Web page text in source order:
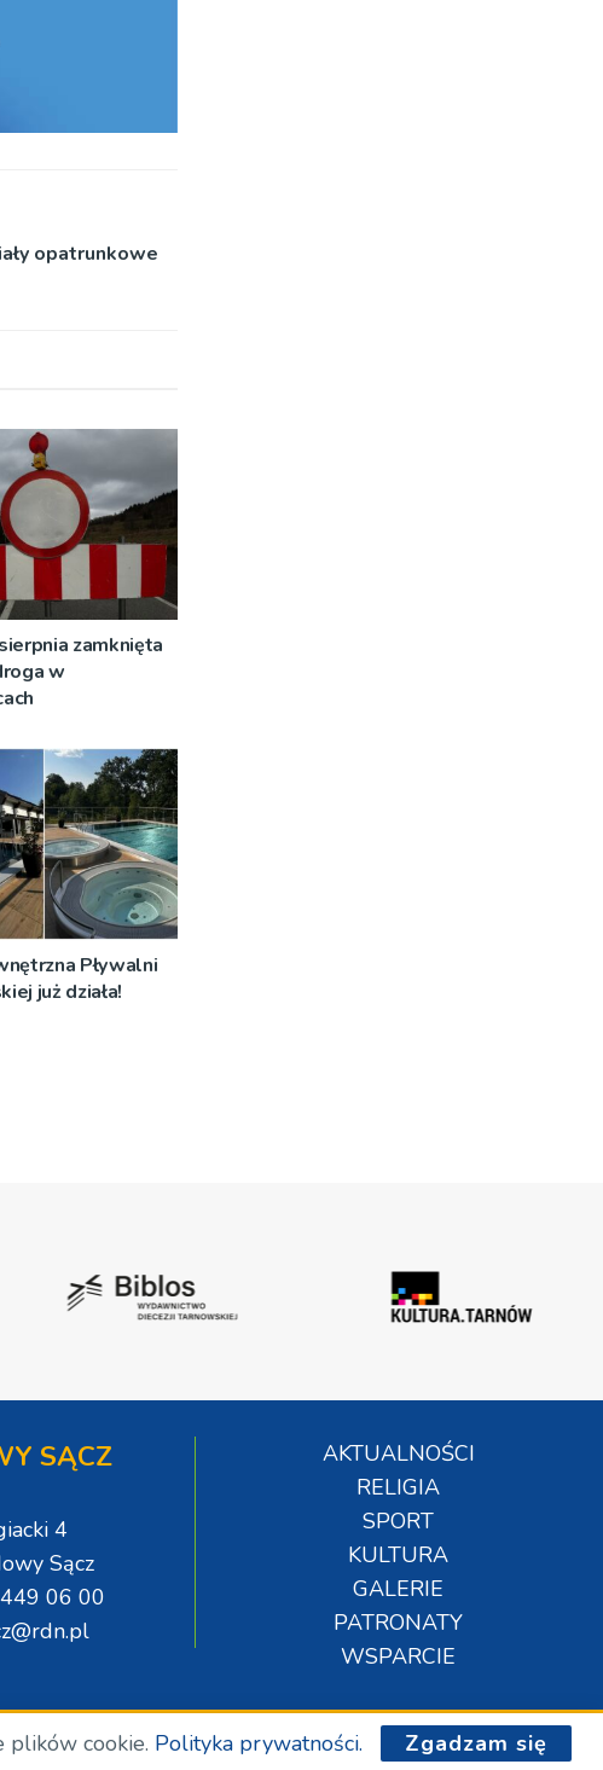
opatrunkowe
zamknięta
w
Pływalni
już działa!
SĄCZ
4
Sącz
06 00
AKTUALNOŚCI
RELIGIA
SPORT
KULTURA
GALERIE
PATRONATY
WSPARCIE
plików cookie. Polityka prywatności. Zgadzam się